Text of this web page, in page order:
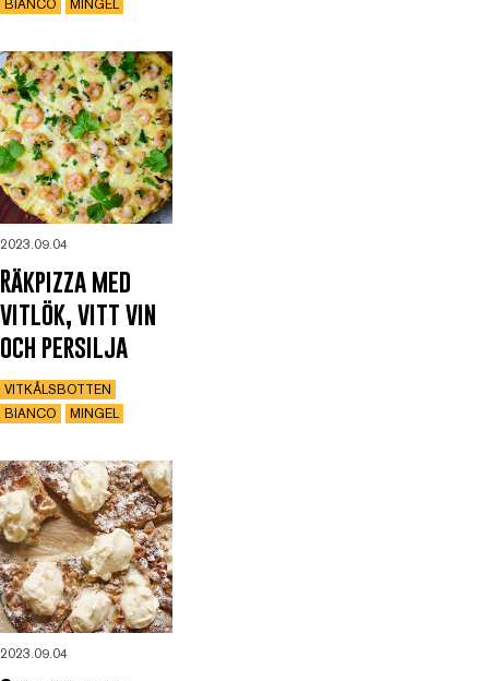
BIANCO
MINGEL
2023.09.04
Räkpizza med
vitlök, vitt vin
och persilja
VITKÅLSBOTTEN
BIANCO
MINGEL
2023.09.04